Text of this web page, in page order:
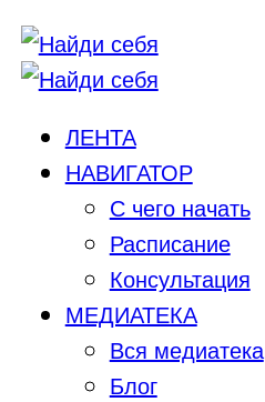
ЛЕНТА
НАВИГАТОР
С чего начать
Расписание
Консультация
МЕДИАТЕКА
Вся медиатека
Блог